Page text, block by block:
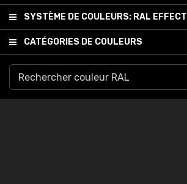
SYSTÈME DE COULEURS: RAL EFFECT
CATÉGORIES DE COULEURS